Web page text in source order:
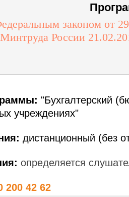
законом от
России
"Бухгалтерский
учреждениях"
дистанционный (без
определяется
200 42 62